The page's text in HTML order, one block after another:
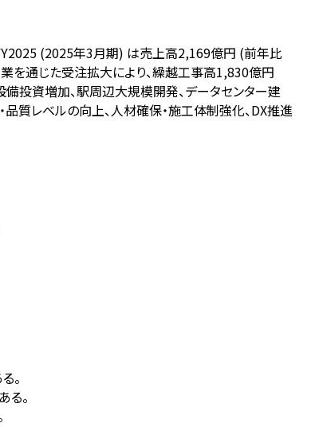
(2025年3月期) は売上高2,169億円 (前年比
を通じた受注拡大により、繰越工事高1,830億円
投資増加、駅周辺大規模開発、データセンター建
質レベルの向上、人材確保・施工体制強化、DX推進
。
。